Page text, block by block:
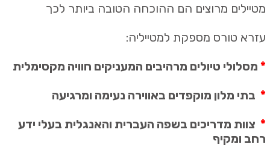
מטיילים מרוצים הם ההוכחה הטובה ביותר לכך
עזרא טורס מספקת למטייליה:
* מסלולי טיולים מרהיבים המעניקים חוויה מקסימלית
* בתי מלון מוקפדים באווירה נעימה ומרגיעה
* צוות מדריכים בשפה העברית והאנגלית בעלי ידע
רחב ומקיף